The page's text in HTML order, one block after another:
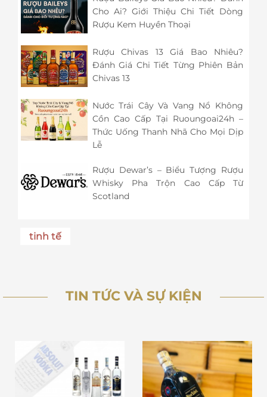
Cho Ai? Giới Thiệu Chi Tiết Dòng
Rượu Kem Huyền Thoại
Rượu Chivas 13 Giá Bao Nhiêu?
Đánh Giá Chi Tiết Từng Phiên Bản
Chivas 13
Nước Trái Cây Và Vang Nổ Không
Cồn Cao Cấp Tại Ruoungoai24h –
Thức Uống Thanh Nhã Cho Mọi Dịp
Lễ
Rượu Dewar’s – Biểu Tượng Rượu
Whisky Pha Trộn Cao Cấp Từ
Scotland
tinh tế
TIN TỨC VÀ SỰ KIỆN